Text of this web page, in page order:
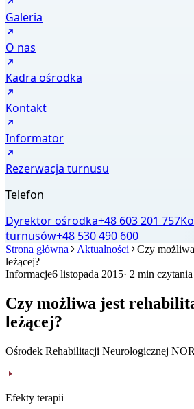
Galeria
O nas
Kadra ośrodka
Kontakt
Informator
Rezerwacja turnusu
Telefon
Dyrektor ośrodka+48 603 201 757
turnusów+48 530 490 600
Strona główna Aktualności
Czy
leżącej?
Informacje6 listopada 2015· 2 min czytania
Czy możliwa jest
leżącej?
Ośrodek Rehabilitacji Neurologicznej
Efekty terapii